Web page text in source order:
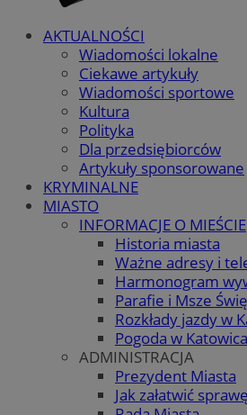
AKTUALNOŚCI
Wiadomości lokalne
Ciekawe artykuły
Wiadomości sportowe
Kultura
Polityka
Dla przedsiębiorców
Artykuły sponsorowane
KRYMINALNE
MIASTO
INFORMACJE O MIEŚCIE
Historia miasta
Ważne adresy i
Harmonogram
Parafie i Msze
Rozkłady jazdy w
Pogoda w
ADMINISTRACJA
Prezydent Miasta
Jak załatwić